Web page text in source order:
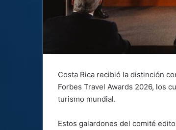
Costa Rica recibió la distinción
Forbes Travel Awards 2026, los
turismo mundial.
Estos galardones del comité